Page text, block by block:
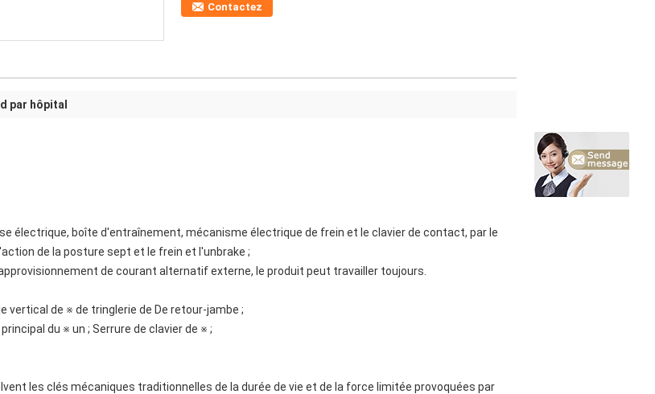
Contactez
par hôpital
électrique, boîte d'entraînement, mécanisme électrique de frein et le clavier de contact, par le
de la posture sept et le frein et l'unbrake ;
de courant alternatif externe, le produit peut travailler toujours.
vertical de ※ de tringlerie de De retour-jambe ;
du ※ un ; Serrure de clavier de ※ ;
les clés mécaniques traditionnelles de la durée de vie et de la force limitée provoquées par